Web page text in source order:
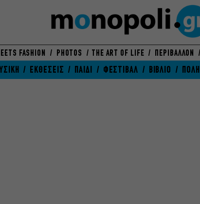
FASHION PHOTOS THE ART OF LIFE ΠΕΡΙΒΑΛΛΟΝ
ΕΚΘΕΣΕΙΣ ΠΑΙΔΙ ΦΕΣΤΙΒΑΛ ΒΙΒΛΙΟ ΠΟΛΗ